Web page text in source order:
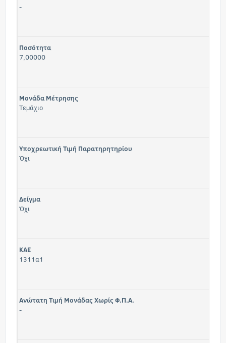
-
Ποσότητα
7,00000
Μονάδα Μέτρησης
Τεμάχιο
Υποχρεωτική Τιμή Παρατηρητηρίου
Όχι
Δείγμα
Όχι
KAE
1311α1
Ανώτατη Τιμή Μονάδας Χωρίς Φ.Π.Α.
-